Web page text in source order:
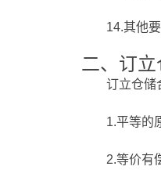
14.其他
二、订
订立仓储
1.平等的
2.等价有